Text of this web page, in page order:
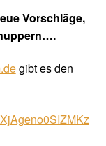
Vorschläge,
gibt es den